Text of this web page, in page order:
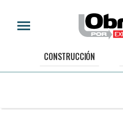
CONSTRUCCIÓN